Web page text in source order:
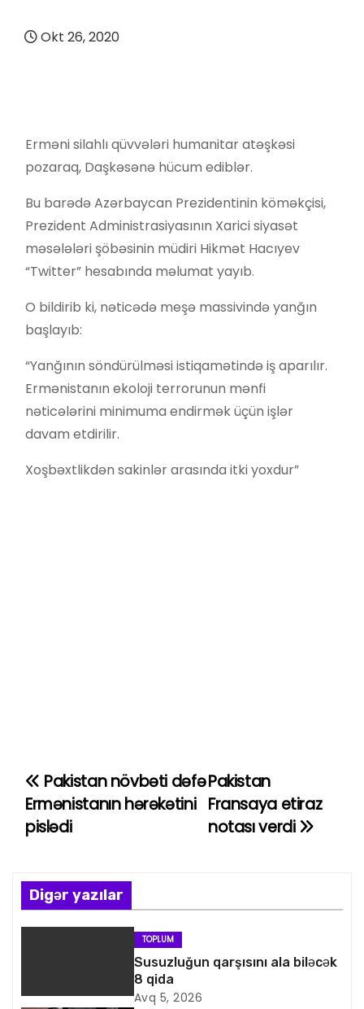
Okt 26, 2020
Erməni silahlı qüvvələri humanitar atəşkəsi
pozaraq, Daşkəsənə hücum ediblər.
Bu barədə Azərbaycan Prezidentinin köməkçisi,
Prezident Administrasiyasının Xarici siyasət
məsələləri şöbəsinin müdiri Hikmət Hacıyev
“Twitter” hesabında məlumat yayıb.
O bildirib ki, nəticədə meşə massivində yanğın
başlayıb:
“Yanğının söndürülməsi istiqamətində iş aparılır.
Ermənistanın ekoloji terrorunun mənfi
nəticələrini minimuma endirmək üçün işlər
davam etdirilir.
Xoşbəxtlikdən sakinlər arasında itki yoxdur”
Y
a
ı
n
v
Pakistan
Fransaya etiraz
notası verdi
Pakistan növbəti dəfə
Ermənistanın hərəkətini
pislədi
Digər yazılar
TOPLUM
Susuzluğun qarşısını ala biləcək
8 qida
Avq 5, 2026